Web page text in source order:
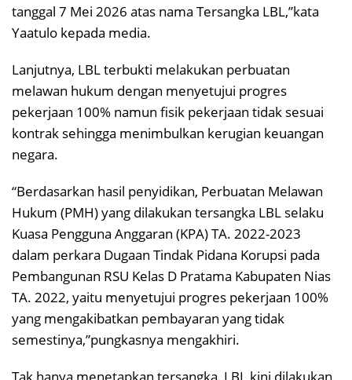
tanggal 7 Mei 2026 atas nama Tersangka LBL,”kata
Yaatulo kepada media.
Lanjutnya, LBL terbukti melakukan perbuatan
melawan hukum dengan menyetujui progres
pekerjaan 100% namun fisik pekerjaan tidak sesuai
kontrak sehingga menimbulkan kerugian keuangan
negara.
“Berdasarkan hasil penyidikan, Perbuatan Melawan
Hukum (PMH) yang dilakukan tersangka LBL selaku
Kuasa Pengguna Anggaran (KPA) TA. 2022-2023
dalam perkara Dugaan Tindak Pidana Korupsi pada
Pembangunan RSU Kelas D Pratama Kabupaten Nias
TA. 2022, yaitu menyetujui progres pekerjaan 100%
yang mengakibatkan pembayaran yang tidak
semestinya,”pungkasnya mengakhiri.
Tak hanya menetapkan tersangka, LBL kini dilakukan